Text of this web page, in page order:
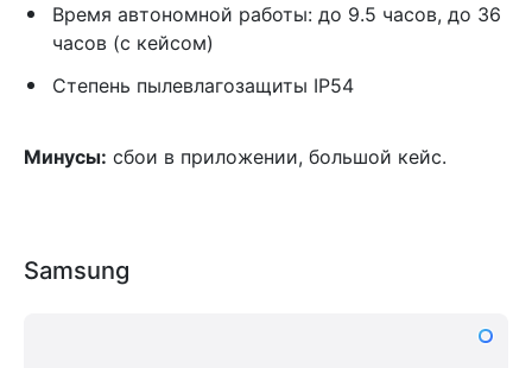
Время автономной работы: до 9.5 часов, до 36
часов (с кейсом)
Степень пылевлагозащиты IP54
Минусы: сбои в приложении, большой кейс.
Samsung